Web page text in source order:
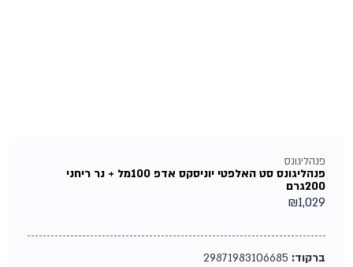
פנהליגונס
פנהליגונס סט האלפטי יוניסקס אדפ 100מל + נר ריחני
200גרם
₪1,029
ברקוד:29871983106685